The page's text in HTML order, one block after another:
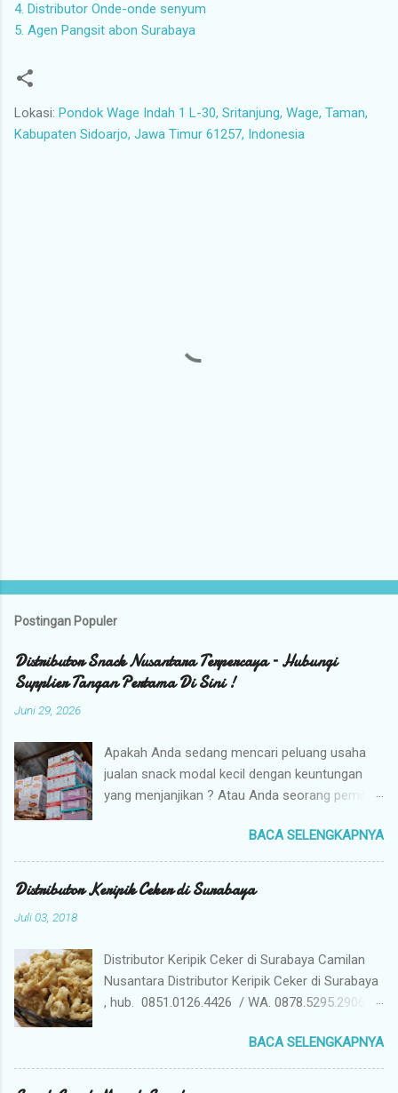
4. Distributor Onde-onde senyum
5. Agen Pangsit abon Surabaya
Lokasi: Pondok Wage Indah 1 L-30, Sritanjung, Wage, Taman,
Kabupaten Sidoarjo, Jawa Timur 61257, Indonesia
Postingan Populer
Distributor Snack Nusantara Terpercaya – Hubungi
Supplier Tangan Pertama Di Sini !
Juni 29, 2026
Apakah Anda sedang mencari peluang usaha
jualan snack modal kecil dengan keuntungan
yang menjanjikan ? Atau Anda seorang pemilik
tangan pertama dengan harga grosir camilan
kiloan termurah ? Camilan Nusantara hadir
sebagai jawaban atas kebutuhan bisnis Anda !
Kami adalah distributor snack nusantara
berkualitas premium langsung dari gudang
pusat (tangan pertama). Mengapa Memilih
Camilan Nusantara sebagai Mitra Bisnis Anda ?
adalah distributor utama, Anda mendapatkan
jaminan harga termurah untuk memaksimalkan
BACA SELENGKAPNYA
Distributor Keripik Ceker di Surabaya
Juli 03, 2018
Distributor Keripik Ceker di Surabaya Camilan
Nusantara Distributor Keripik Ceker di Surabaya
, hub. 0851.0126.4426 / WA. 0878.5295.2906 /
memiliki banyak manfaat ceker ayam bagi
tubuh terutama kandungan asam amino prolin
dan hidroksiprolin untuk penyembuhan tulang
BACA SELENGKAPNYA